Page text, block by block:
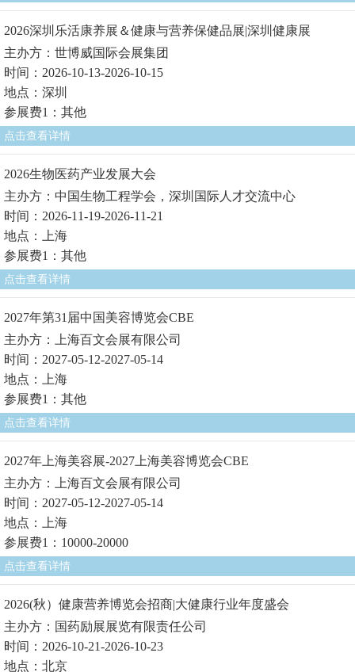
2026深圳乐活康养展＆健康与营养保健品展|深圳健康展
主办方：世博威国际会展集团
时间：2026-10-13-2026-10-15
地点：深圳
参展费1：其他
点击查看详情
2026生物医药产业发展大会
主办方：中国生物工程学会，深圳国际人才交流中心
时间：2026-11-19-2026-11-21
地点：上海
参展费1：其他
点击查看详情
2027年第31届中国美容博览会CBE
主办方：上海百文会展有限公司
时间：2027-05-12-2027-05-14
地点：上海
参展费1：其他
点击查看详情
2027年上海美容展-2027上海美容博览会CBE
主办方：上海百文会展有限公司
时间：2027-05-12-2027-05-14
地点：上海
参展费1：10000-20000
点击查看详情
2026(秋）健康营养博览会招商|大健康行业年度盛会
主办方：国药励展展览有限责任公司
时间：2026-10-21-2026-10-23
地点：北京